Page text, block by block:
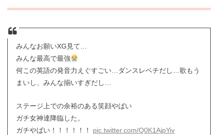
みんなお願いXG見て…
みんな最高で最強
何この英語の発音力えぐすごい…ダンスレベチだし…歌もう
まいし、みんな揃いすぎだし…
ステージ上での余裕のある笑顔やばい
ガチ女神達降臨した。
ガチやばい！！！！！！ pic.twitter.com/Q0K1AjpYiv